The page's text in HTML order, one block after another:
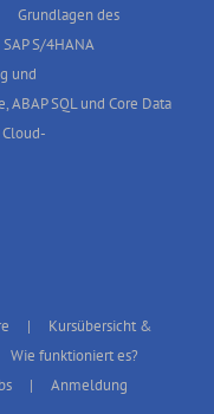
Grundlagen des
S/4HANA
und
ABAP SQL und Core Data
Kursübersicht &
Wie funktioniert es?
Anmeldung